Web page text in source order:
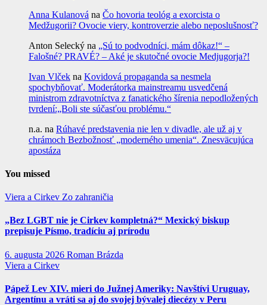
Anna Kulanová na Čo hovoria teológ a exorcista o
Medžugorii? Ovocie viery, kontroverzie alebo neposlušnosť?
Anton Selecký na „Sú to podvodníci, mám dôkaz!“ –
Falošné? PRAVÉ? – Aké je skutočné ovocie Medjugorja?!
Ivan Vlček na Kovidová propaganda sa nesmela
spochybňovať. Moderátorka mainstreamu usvedčená
ministrom zdravotníctva z fanatického šírenia nepodložených
tvrdení:„Boli ste súčasťou problému.“
n.a. na Rúhavé predstavenia nie len v divadle, ale už aj v
chrámoch Bezbožnosť „moderného umenia“. Znesväcujúca
apostáza
You missed
Viera a Cirkev Zo zahraničia
„Bez LGBT nie je Cirkev kompletná?“ Mexický biskup
prepisuje Písmo, tradíciu aj prírodu
6. augusta 2026 Roman Brázda
Viera a Cirkev
Pápež Lev XIV. mieri do Južnej Ameriky: Navštívi Uruguay,
Argentínu a vráti sa aj do svojej bývalej diecézy v Peru